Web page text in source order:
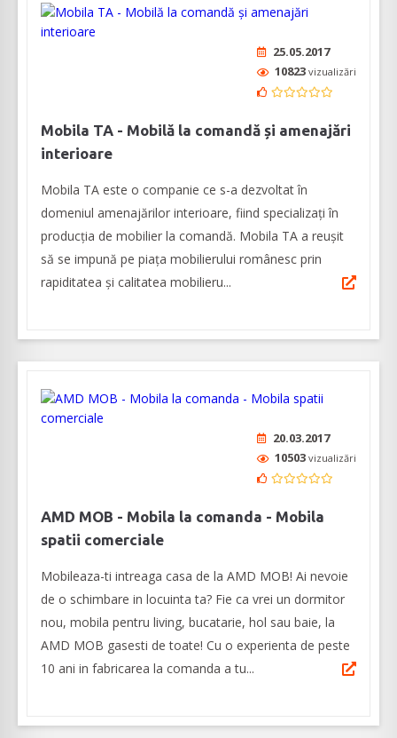
25.05.2017
10823 vizualizări
Mobila TA - Mobilă la comandă și amenajări
interioare
Mobila TA este o companie ce s-a dezvoltat în
domeniul amenajărilor interioare, fiind specializați în
producția de mobilier la comandă. Mobila TA a reușit
să se impună pe piața mobilierului românesc prin
rapiditatea și calitatea mobilieru...
20.03.2017
10503 vizualizări
AMD MOB - Mobila la comanda - Mobila
spatii comerciale
Mobileaza-ti intreaga casa de la AMD MOB! Ai nevoie
de o schimbare in locuinta ta? Fie ca vrei un dormitor
nou, mobila pentru living, bucatarie, hol sau baie, la
AMD MOB gasesti de toate! Cu o experienta de peste
10 ani in fabricarea la comanda a tu...